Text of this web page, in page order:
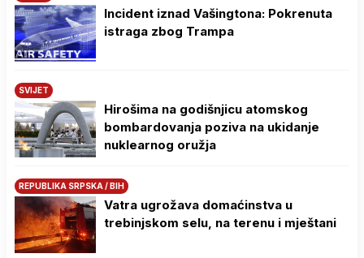
Incident iznad Vašingtona: Pokrenuta
istraga zbog Trampa
SVIJET
Hirošima na godišnjicu atomskog
bombardovanja poziva na ukidanje
nuklearnog oružja
REPUBLIKA SRPSKA / BIH
Vatra ugrožava domaćinstva u
trebinjskom selu, na terenu i mještani